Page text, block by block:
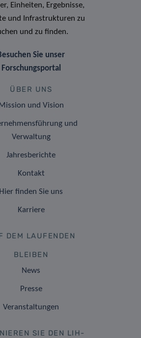
Einheiten, Ergebnisse,
und Infrastrukturen zu
und zu finden.
Sie unser
Forschungsportal
ÜBER UNS
Mission und Vision
und
Verwaltung
Jahresberichte
Kontakt
Hier finden Sie uns
Karriere
DEM LAUFENDEN
BLEIBEN
News
Presse
Veranstaltungen
SIE DEN LIH-